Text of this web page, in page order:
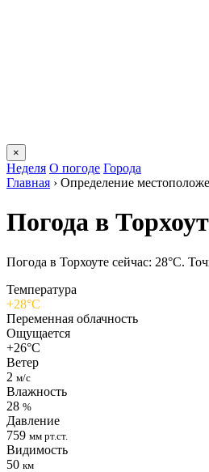
×
Неделя О погоде Города
Главная › Определение
Погода в
Погода в Торхоуте сейчас: 28°C.
Температура
+28°C
Переменная облачность
Ощущается
+26°C
Ветер
2 м/с
Влажность
28 %
Давление
759 мм рт.ст.
Видимость
50 км